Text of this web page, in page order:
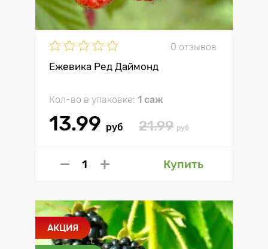
0 отзывов
Ежевика Ред Даймонд
Кол-во в упаковке: 1 саж
13.99 руб 21.99 руб
Купить
АКЦИЯ